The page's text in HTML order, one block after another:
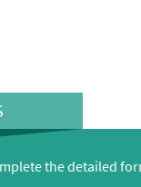
the detailed